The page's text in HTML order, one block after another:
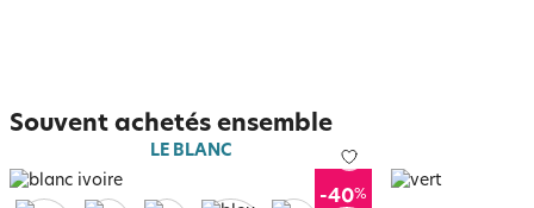
Souvent achetés ensemble
LE BLANC
-40%